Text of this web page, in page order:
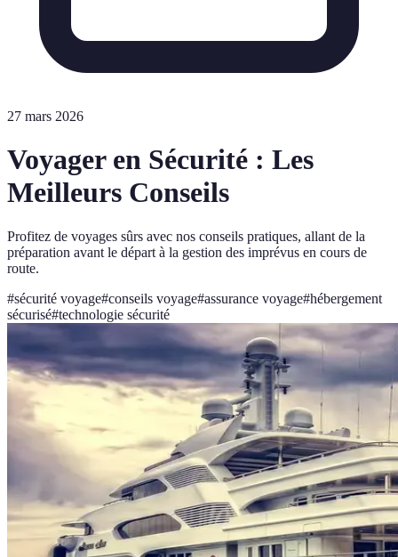
27 mars 2026
Voyager en Sécurité : Les
Meilleurs Conseils
Profitez de voyages sûrs avec nos conseils pratiques, allant de la
préparation avant le départ à la gestion des imprévus en cours de
route.
#sécurité voyage#conseils voyage#assurance voyage#hébergement
sécurisé#technologie sécurité